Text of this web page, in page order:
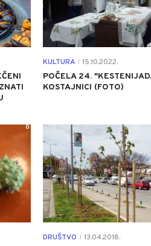
KULTURA 15.10.2022.
POČELA 24.
KOSTAJNICI (FOTO)
0
DRUŠTVO 13.04.2018.